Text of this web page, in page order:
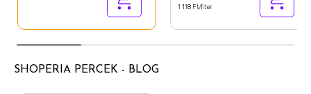
1 118 Ft/liter
SHOPERIA PERCEK - BLOG